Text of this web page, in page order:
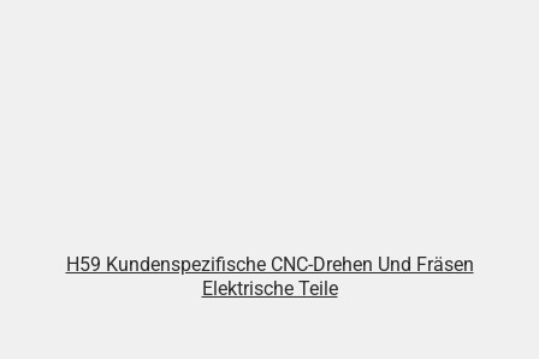
H59 Kundenspezifische CNC-Drehen Und Fräsen
Elektrische Teile